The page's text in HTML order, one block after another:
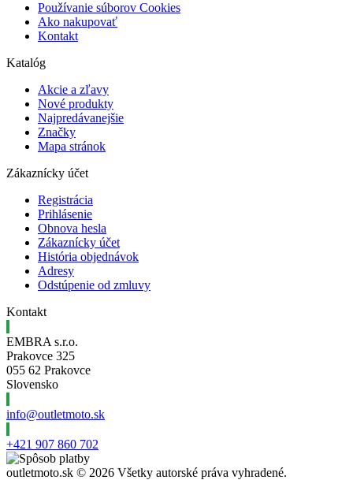
Používanie súborov Cookies
Ako nakupovať
Kontakt
Katalóg
Akcie a zľavy
Nové produkty
Najpredávanejšie
Značky
Mapa stránok
Zákaznícky účet
Registrácia
Prihlásenie
Obnova hesla
Zákaznícky účet
História objednávok
Adresy
Odstúpenie od zmluvy
Kontakt
EMBRA s.r.o.
Prakovce 325
055 62 Prakovce
Slovensko
info@outletmoto.sk
+421 907 860 702
outletmoto.sk © 2026 Všetky autorské práva vyhradené.